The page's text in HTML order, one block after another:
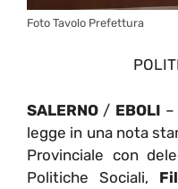
Foto Tavolo Prefettura
SALERNO / EBOLI
legge in una nota
Provinciale con
Politiche Sociali,